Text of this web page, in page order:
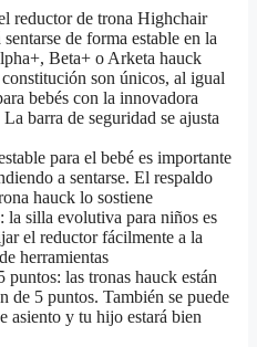
reductor de trona Highchair
de forma estable en la
Beta+ o Arketa hauck
son únicos, al igual
bebés con la innovadora
barra de seguridad se ajusta
para el bebé es importante
a sentarse. El respaldo
hauck lo sostiene
la silla evolutiva para niños es
el reductor fácilmente a la
herramientas
las tronas hauck están
de 5 puntos. También se puede
asiento y tu hijo estará bien